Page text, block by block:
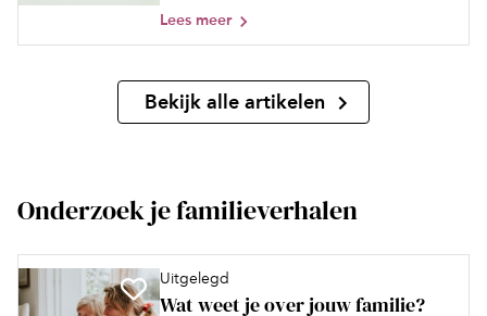
Lees meer
Bekijk alle artikelen
Onderzoek je familieverhalen
Uitgelegd
Wat weet je over jouw familie?